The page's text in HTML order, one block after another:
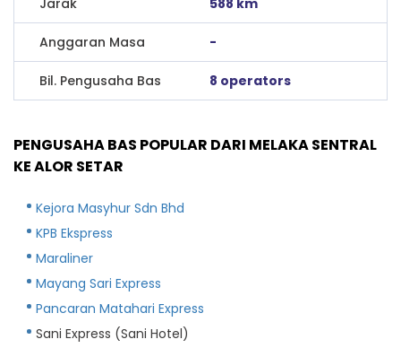
Anggaran Masa -
Bil. Pengusaha Bas 8 operators
PENGUSAHA BAS POPULAR DARI MELAKA SENTRAL
KE ALOR SETAR
Kejora Masyhur Sdn Bhd
KPB Ekspress
Maraliner
Mayang Sari Express
Pancaran Matahari Express
Sani Express (Sani Hotel)